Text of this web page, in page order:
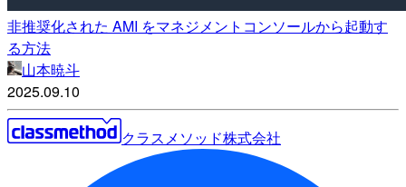
非推奨化された AMI をマネジメントコンソールから起動す
る方法
山本暁斗
2025.09.10
クラスメソッド株式会社